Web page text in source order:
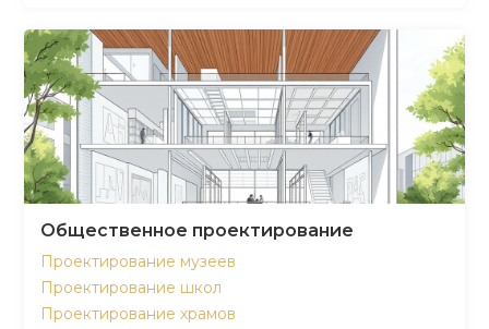
Общественное проектирование
Проектирование музеев
Проектирование школ
Проектирование храмов